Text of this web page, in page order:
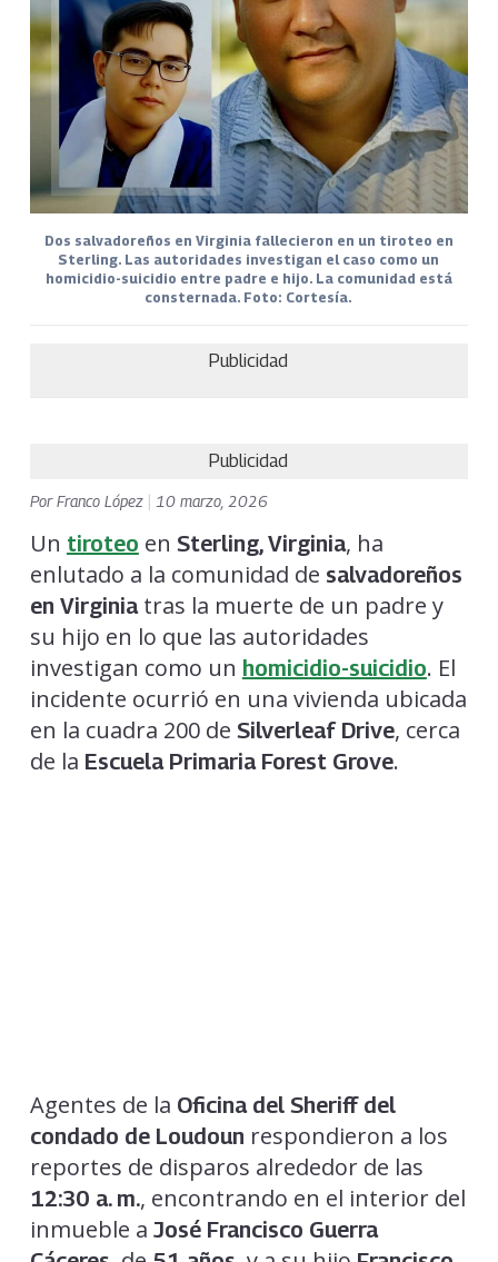
Dos salvadoreños en Virginia fallecieron en un tiroteo en
Sterling. Las autoridades investigan el caso como un
homicidio-suicidio entre padre e hijo. La comunidad está
consternada. Foto: Cortesía.
Publicidad
Publicidad
PorFranco López 10 marzo, 2026
Un tiroteo en Sterling, Virginia, ha
enlutado a la comunidad de salvadoreños
en Virginiatras la muerte de un padre y
su hijo en lo que las autoridades
investigan como un homicidio-suicidio. El
incidente ocurrió en una vivienda ubicada
en la cuadra 200 de Silverleaf Drive, cerca
de la Escuela Primaria Forest Grove.
Agentes de la Oficina del Sheriff del
condado de Loudoun respondieron a los
reportes de disparos alrededor de las
12:30 a. m., encontrando en el interior del
inmueble a José Francisco Guerra